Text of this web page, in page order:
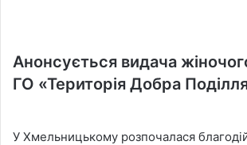
Анонсується видача
ГО «Територія Добра
У Хмельницькому розпочалася